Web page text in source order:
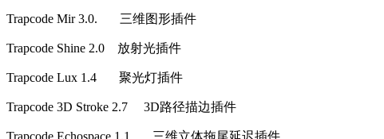
Trapcode Mir 3.0. 三维图形插件
Trapcode Shine 2.0 放射光插件
Trapcode Lux 1.4 聚光灯插件
Trapcode 3D Stroke 2.7 3D路径描边插件
Trapcode Echospace 1.1 三维立体拖尾延迟插件